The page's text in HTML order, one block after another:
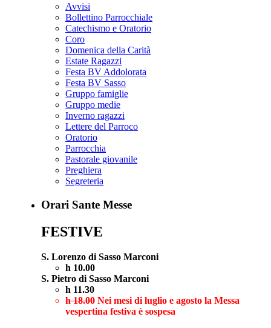
Avvisi
Bollettino Parrocchiale
Catechismo e Oratorio
Coro
Domenica della Carità
Estate Ragazzi
Festa BV Addolorata
Festa BV Sasso
Gruppo famiglie
Gruppo medie
Inverno ragazzi
Lettere del Parroco
Oratorio
Parrocchia
Pastorale giovanile
Preghiera
Segreteria
Orari Sante Messe
FESTIVE
S. Lorenzo di Sasso Marconi
h 10.00
S. Pietro di Sasso Marconi
h 11.30
h 18.00 Nei mesi di luglio e agosto la Messa
vespertina festiva è sospesa